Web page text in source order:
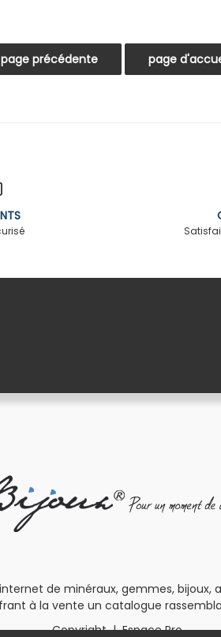
de minéraux, gemmes,
à la vente un catalogue
Copyright|Espace Pro